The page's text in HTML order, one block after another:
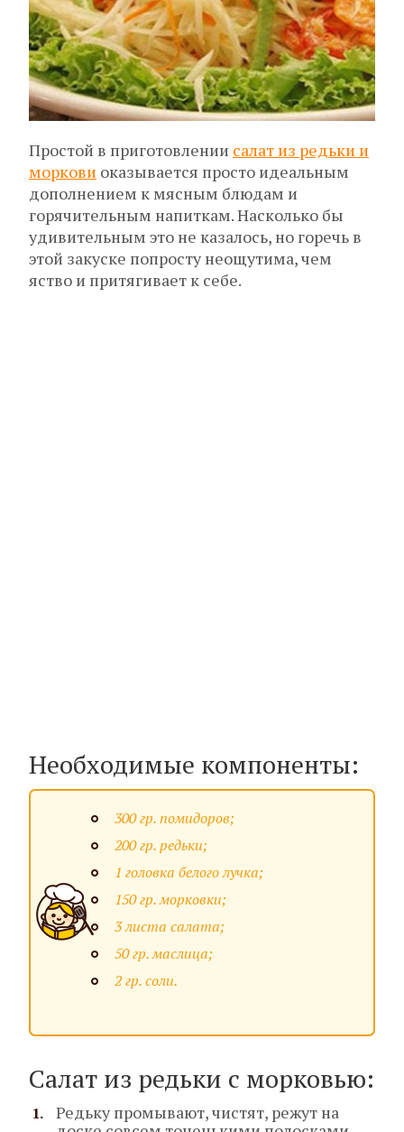
Простой в приготовлении салат из редьки и
моркови оказывается просто идеальным
дополнением к мясным блюдам и
горячительным напиткам. Насколько бы
удивительным это не казалось, но горечь в
этой закуске попросту неощутима, чем
яство и притягивает к себе.
Необходимые компоненты:
300 гр. помидоров;
200 гр. редьки;
1 головка белого лучка;
150 гр. морковки;
3 листа салата;
50 гр. маслица;
2 гр. соли.
Салат из редьки с морковью:
Редьку промывают, чистят, режут на